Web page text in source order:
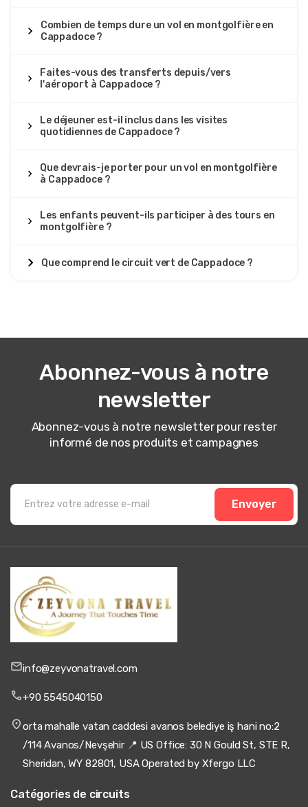
Combien de temps dure un vol en montgolfière en
Cappadoce ?
Faites-vous des transferts depuis/vers
l'aéroport à Cappadoce ?
Le déjeuner est-il inclus dans les visites
quotidiennes de Cappadoce ?
Que devrais-je porter pour un vol en montgolfière
à Cappadoce ?
Les enfants peuvent-ils participer à des tours en
montgolfière ?
Que comprend le circuit vert de Cappadoce ?
Abonnez-vous à notre
newsletter
Abonnez-vous à notre newsletter pour rester
informé de nos produits et campagnes
Envoyer
info@zeyvonatravel.com
+90 5545040150
orta mahalle vatan caddesi avanos belediye iş hani no:2
/114 Avanos/Nevşehir 📍 US Office: 30 N Gould St, STE R,
Sheridan, WY 82801, USA Operated by Xfergo LLC
Catégories de circuits